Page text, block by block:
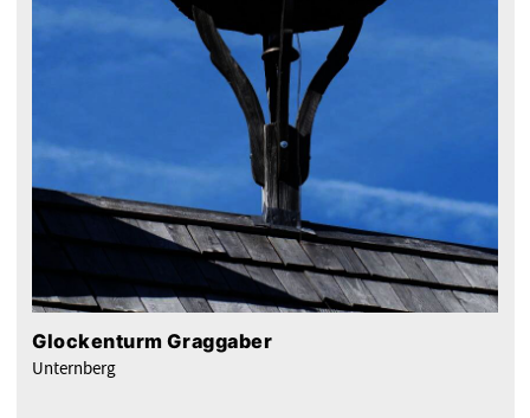
Glockenturm Graggaber
Unternberg